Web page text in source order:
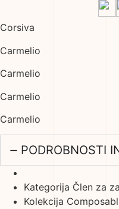
Corsiva
Carmelio
Carmelio
Carmelio
Carmelio
PODROBNOSTI
Kategorija Člen za
Kolekcija